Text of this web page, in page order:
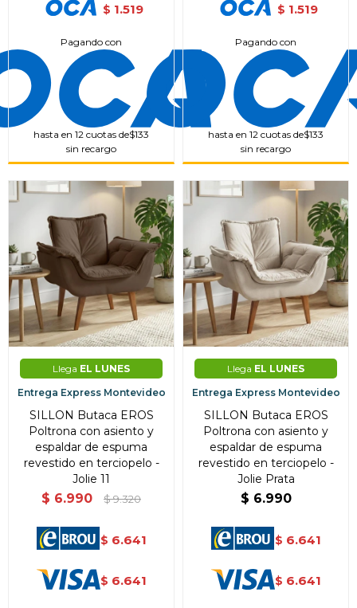
$ 1.519
Pagando con
hasta en 12 cuotas de$133
sin recargo
$ 1.519
Pagando con
hasta en 12 cuotas de$133
sin recargo
Llega EL LUNES
Entrega Express Montevideo
SILLON Butaca EROS
Poltrona con asiento y
espaldar de espuma
revestido en terciopelo -
Jolie 11
$ 6.990 $ 9.320
$ 6.641
$ 6.641
Llega EL LUNES
Entrega Express Montevideo
SILLON Butaca EROS
Poltrona con asiento y
espaldar de espuma
revestido en terciopelo -
Jolie Prata
$ 6.990
$ 6.641
$ 6.641